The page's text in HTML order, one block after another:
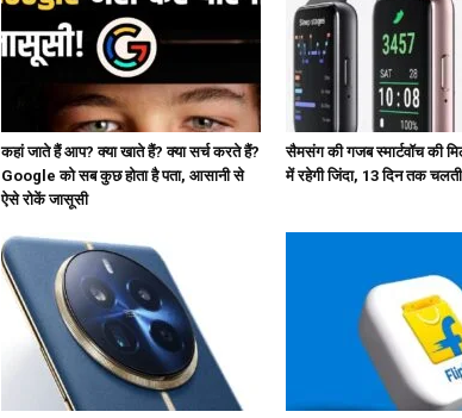
कहां जाते हैं आप? क्या खाते हैं? क्या सर्च करते हैं?
Google को सब कुछ होता है पता, आसानी से
ऐसे रोकें जासूसी
सैमसंग की गजब स्मार्टवॉच की
में रहेगी जिंदा, 13 दिन तक चलती